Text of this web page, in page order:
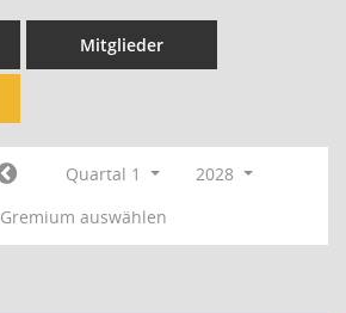
Mitglieder
Quartal 1
2028
Gremium auswählen